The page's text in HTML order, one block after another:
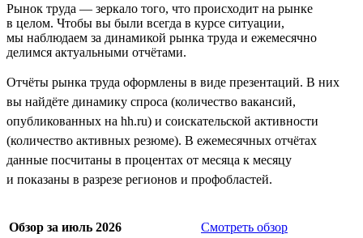
Рынок труда — зеркало того, что происходит на рынке
в целом. Чтобы вы были всегда в курсе ситуации,
мы наблюдаем за динамикой рынка труда и ежемесячно
делимся актуальными отчётами.
Отчёты рынка труда оформлены в виде презентаций. В них
вы найдёте динамику спроса (количество вакансий,
опубликованных на hh.ru) и соискательской активности
(количество активных резюме). В ежемесячных отчётах
данные посчитаны в процентах от месяца к месяцу
и показаны в разрезе регионов и профобластей.
Обзор за июль 2026 Смотреть обзор